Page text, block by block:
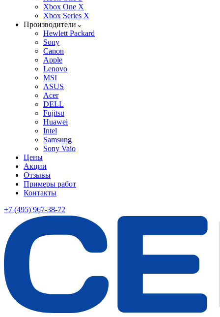
Xbox One X
Xbox Series X
Производители
Hewlett Packard
Sony
Canon
Apple
Lenovo
MSI
ASUS
Acer
DELL
Fujitsu
Huawei
Intel
Samsung
Sony Vaio
Цены
Акции
Отзывы
Примеры работ
Контакты
+7 (495) 967-38-72